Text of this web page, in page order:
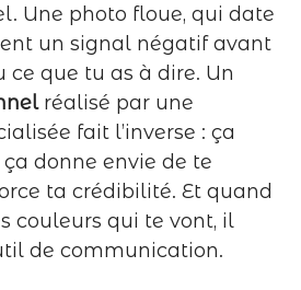
Une photo floue, qui date
un signal négatif avant
ce que tu as à dire. Un
réalisé par une
fait l’inverse : ça
donne envie de te
ta crédibilité. Et quand
couleurs qui te vont, il
de communication.